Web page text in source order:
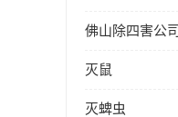
佛山除四害公司
灭鼠
灭蜱虫